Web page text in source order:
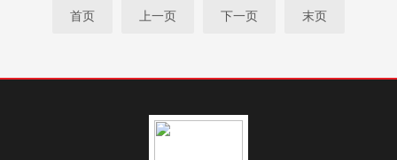
首页 上一页 下一页 末页